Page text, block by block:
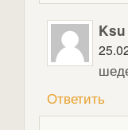
Ksu
Ответить